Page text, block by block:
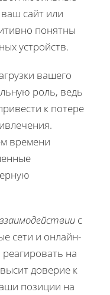
сайт или
понятны
устройств.
вашего
роль, ведь
к потере
времени
взаимодействии с
сети и онлайн-
на
доверие к
позиции на